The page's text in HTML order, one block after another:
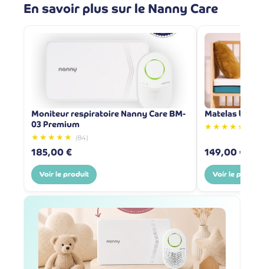
En savoir plus sur le Nanny Care
Moniteur respiratoire Nanny Care BM-
03 Premium
★★★★★ (84)
185,00 €
Voir le produit
Matelas bébé
★★★★★
149,00 €
Voir le produit